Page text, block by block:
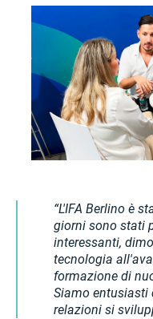
L'IFA Berlino è
giorni sono stati
interessanti,
tecnologia
formazione di
Siamo entusiasti
relazioni si